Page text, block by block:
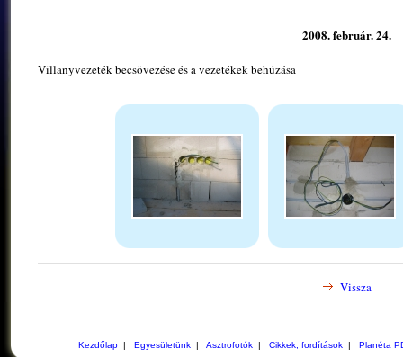
2008. február. 24.
Villanyvezeték becsövezése és a vezetékek behúzása
Vissza
Kezdőlap| Egyesületünk| Asztrofotók| Cikkek, fordítások| Planéta